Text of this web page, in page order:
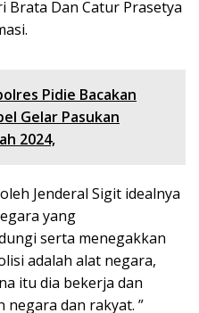
Brata Dan Catur Prasetya
Pidie Bacakan
Gelar Pasukan
2024,
Jenderal Sigit idealnya
yang
serta menegakkan
adalah alat negara,
itu dia bekerja dan
dan rakyat. ”